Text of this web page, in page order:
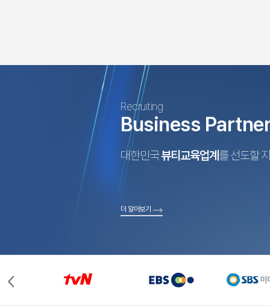
Recruiting
Business
대한민국뷰티교육업계 를 선도할
더 알아보기